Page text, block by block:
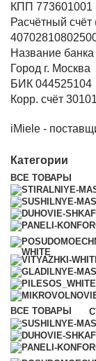
КПП 773601001
Расчётный счёт
Название
Город г. Москва
БИК 044525104
Корр. счёт
iMiele -
Категории
ВСЕ ТОВАРЫ
ВСЕ ТОВАРЫ